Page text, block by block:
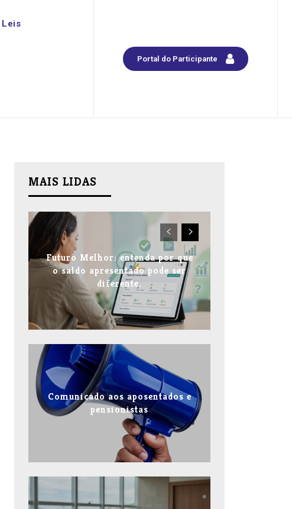
Leis
Portal do Participante
MAIS LIDAS
Futuro Melhor: entenda por que
o saldo apresentado pode ser
diferente.
Comunicado aos aposentados e
pensionistas